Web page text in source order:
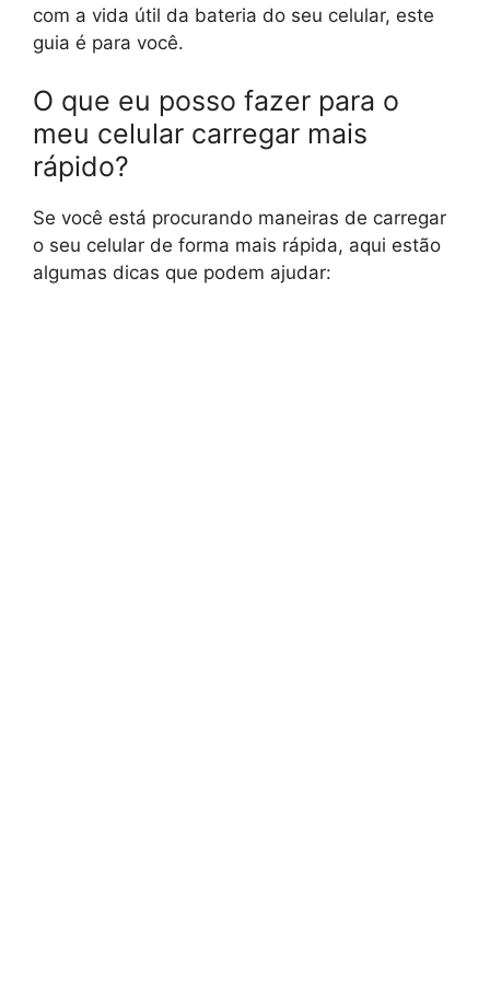
com a vida útil da bateria do seu celular, este
guia é para você.
O que eu posso fazer para o
meu celular carregar mais
rápido?
Se você está procurando maneiras de carregar
o seu celular de forma mais rápida, aqui estão
algumas dicas que podem ajudar: